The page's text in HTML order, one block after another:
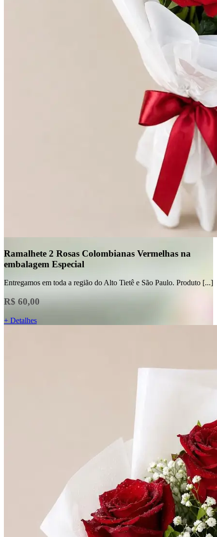
Ramalhete 2 Rosas Colombianas Vermelhas na
embalagem Especial
Entregamos em toda a região do Alto Tietê e São Paulo. Produto [...]
R$ 60,00
+ Detalhes